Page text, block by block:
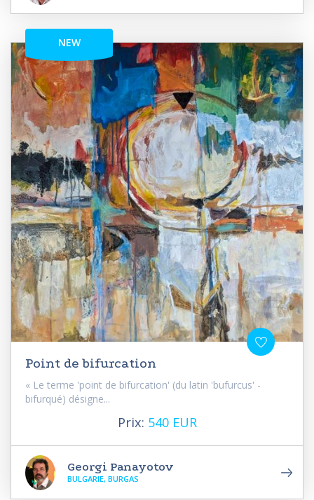
NEW
Point de bifurcation
« Le terme 'point de bifurcation' (du latin 'bufurcus' -
bifurqué) désigne...
Prix: 540 EUR
Georgi Panayotov
BULGARIE, BURGAS